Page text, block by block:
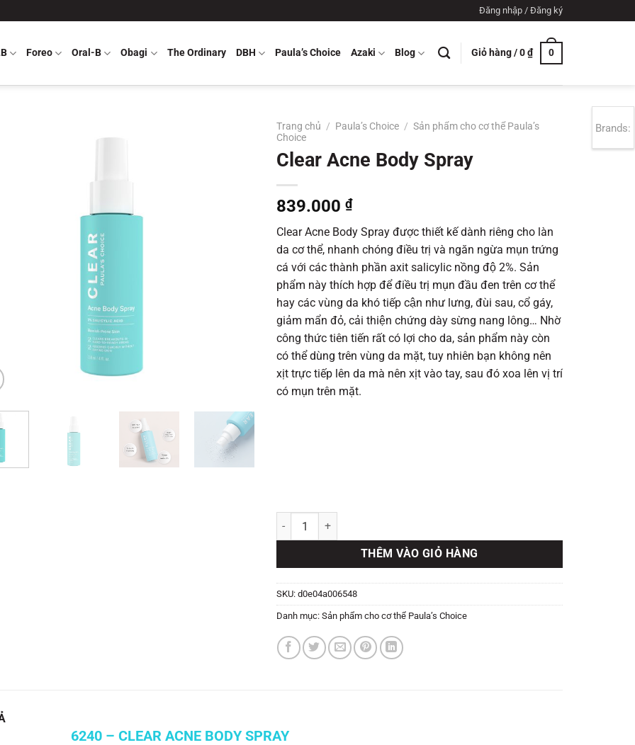
Đăng nhập / Đăng ký
Foreo Oral-B Obagi The Ordinary DBH Paula’s Choice Azaki Blog Giỏ hàng /0₫ 0
Trang chủ / Paula’s Choice / Sản phẩm cho cơ thể Paula’s
Choice
Clear Acne Body Spray
839.000 ₫
Clear Acne Body Spray được thiết kế dành riêng cho làn
da cơ thể, nhanh chóng điều trị và ngăn ngừa mụn trứng
cá với các thành phần axit salicylic nồng độ 2%. Sản
phẩm này thích hợp để điều trị mụn đầu đen trên cơ thể
hay các vùng da khó tiếp cận như lưng, đùi sau, cổ gáy,
giảm mẩn đỏ, cải thiện chứng dày sừng nang lông… Nhờ
công thức tiên tiến rất có lợi cho da, sản phẩm này còn
có thể dùng trên vùng da mặt, tuy nhiên bạn không nên
xịt trực tiếp lên da mà nên xịt vào tay, sau đó xoa lên vị trí
có mụn trên mặt.
Clear Acne Body Spray số lượng
THÊM VÀO GIỎ HÀNG
SKU: d0e04a006548
Danh mục: Sản phẩm cho cơ thể Paula’s Choice
6240 – CLEAR ACNE BODY SPRAY
Brands: